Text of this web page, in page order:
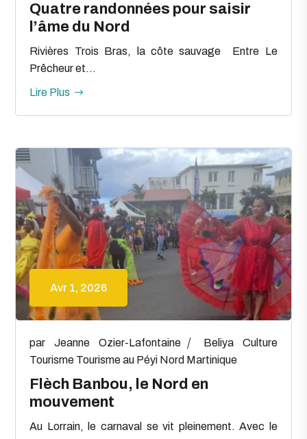
Quatre randonnées pour saisir
l’âme du Nord
Rivières Trois Bras, la côte sauvage Entre Le
Prêcheur et...
Lire Plus
Avr 1, 2026
Flèch Banbou, le Nord en
mouvement
parJeanne Ozier-Lafontaine Beliya
Culture
Tourisme Tourisme au Péyi Nord Martinique
Au Lorrain, le carnaval se vit pleinement. Avec le